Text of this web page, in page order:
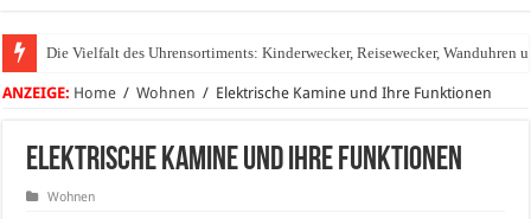
Die Vielfalt des Uhrensortiments: Kinderwecker, Reisewecker, Wanduhren
Glasgeländer in modernen Wohnhäusern
ANZEIGE: Home / Wohnen / Elektrische Kamine und Ihre Funktionen
Elektrische Kamine und Ihre Funktionen
Wohnen